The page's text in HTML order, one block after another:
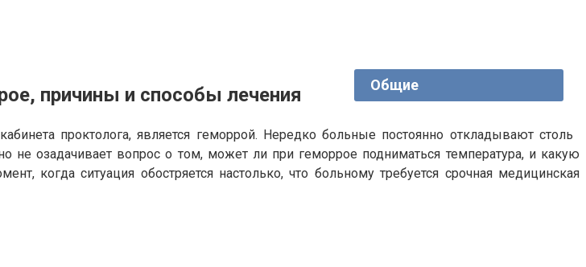
Общие
причины и способы лечения
проктолога, является геморрой. Нередко больные постоянно откладывают столь
не озадачивает вопрос о том, может ли при геморрое подниматься температура, и какую
когда ситуация обостряется настолько, что больному требуется срочная медицинская